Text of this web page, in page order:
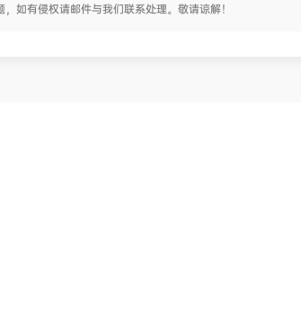
如有侵权请邮件与我们联系处理。敬请谅解！